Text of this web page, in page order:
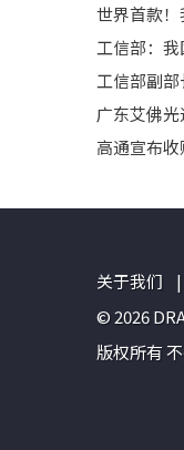
世界首款
工信部：
工信部副
广东艾佛
高通宣布
关于我们 |
© 2026
版权所有